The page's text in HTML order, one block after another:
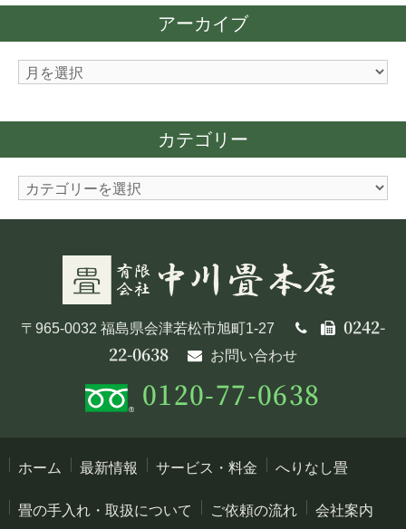
アーカイブ
ア
カ
カテゴリー
カ
〒965-0032 福島県会津若松市旭町1-27
0242-
22-0638
お問い合わせ
0120-77-0638
ホーム 最新情報 サービス・料金 へりなし畳
畳の手入れ・取扱について ご依頼の流れ 会社案内